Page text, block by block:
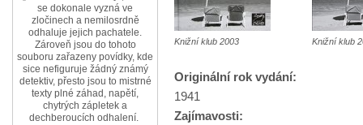
Knižní klub 2003 Knižní klub
Originální rok vydání:
1941
Zajímavosti:
se dokonale vyzná ve
zločinech a nemilosrdně
odhaluje jejich pachatele.
Zároveň jsou do tohoto
souboru zařazeny povídky, kde
sice nefiguruje žádný známý
detektiv, přesto jsou to mistrné
texty plné záhad, napětí,
chytrých zápletek a
dechberoucích odhalení.